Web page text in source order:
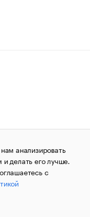
авторских прав
Сообщения
«РБК»
по надзору в сфере
за номером ИА
«РБК». Отдельные
анализировать
и делать его лучше.
с